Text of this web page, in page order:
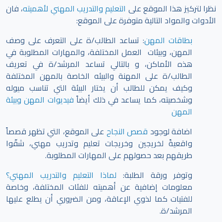
نظرا لتركيز هذا الموقع على التعليم والتدريب المهني لأهميته، فان
الأدوات والمواد التالية متوفرة على الموقع:
بطاقات المهن: تساعد الطالب/ة على التعرف على وصف
المهن، وبيئات العمل المختلفة، والمهارات المطلوبة في
هذه الأماكن، و بالتالي تساعد المرشد/ة في تعريف
الطالب/ة على المهنة والبيئه الخاصة بالمهن المختلفة
وكيف يمكن للطالب أن يختار البيئة التي تناسب ميوله
وشخصيته، كما يساعد في ذلك أيضاً فيديوات المهن وبيئة
المهن
اضافة لوجود قصص النجاح على الموقع، التي تظهر قصصاً
واقعيةً لخريجين وخريجات تعليم وتدريب مهني، شقّوا
طريقهم بعد حصولهم على المهارات المطلوبة.
وتوفر ورقة الطلبة: لماذا التعليم والتدريب المهني؟
معلومات إضافية عن أهميته للفئات المختلفة، وخاصة
للفتيات كما لذوي الإعاقة، ومن الضروري أن يطلع عليها
المرشد/ة.